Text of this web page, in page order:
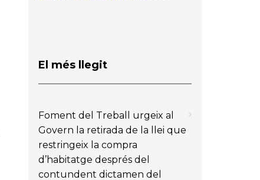
El més llegit
Foment del Treball urgeix al
Govern la retirada de la llei que
restringeix la compra
d’habitatge després del
contundent dictamen del